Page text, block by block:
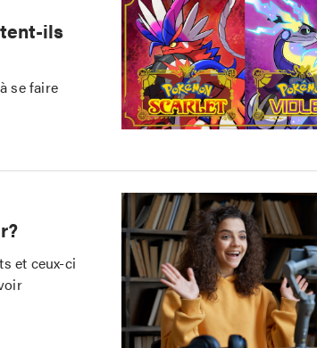
ils
se faire
et ceux-ci